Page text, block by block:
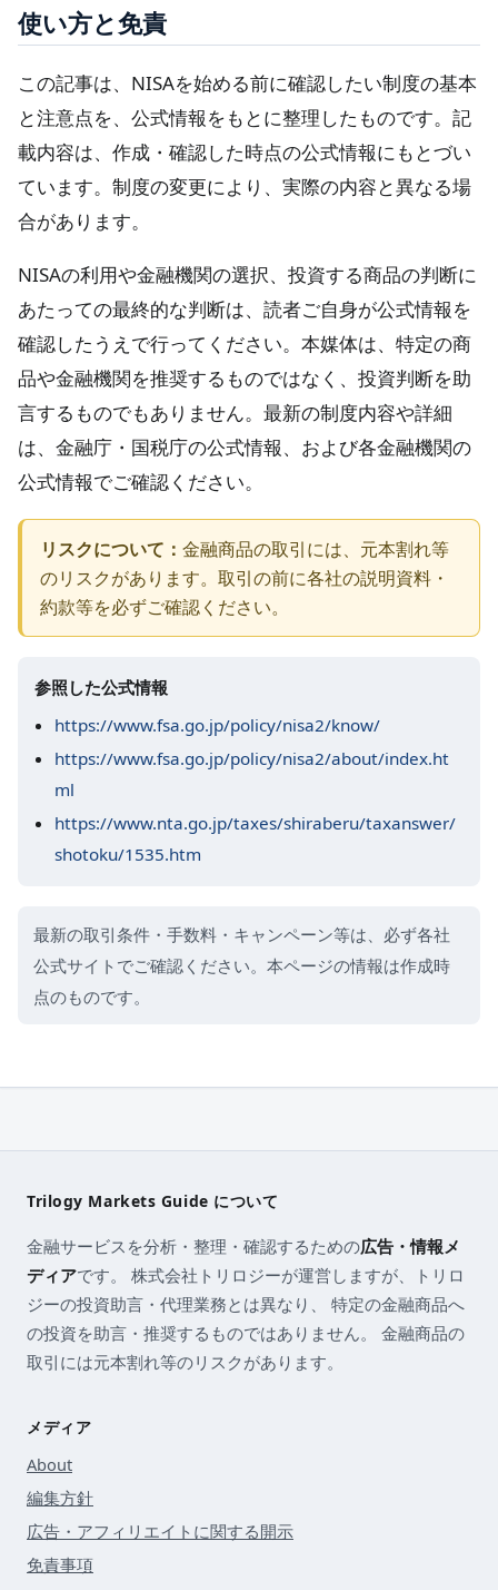
使い方と免責
この記事は、NISAを始める前に確認したい制度の基本
と注意点を、公式情報をもとに整理したものです。記
載内容は、作成・確認した時点の公式情報にもとづい
ています。制度の変更により、実際の内容と異なる場
合があります。
NISAの利用や金融機関の選択、投資する商品の判断に
あたっての最終的な判断は、読者ご自身が公式情報を
確認したうえで行ってください。本媒体は、特定の商
品や金融機関を推奨するものではなく、投資判断を助
言するものでもありません。最新の制度内容や詳細
は、金融庁・国税庁の公式情報、および各金融機関の
公式情報でご確認ください。
リスクについて： 金融商品の取引には、元本割れ等
のリスクがあります。取引の前に各社の説明資料・
約款等を必ずご確認ください。
参照した公式情報
https://www.fsa.go.jp/policy/nisa2/know/
https://www.fsa.go.jp/policy/nisa2/about/index.ht
ml
https://www.nta.go.jp/taxes/shiraberu/taxanswer/
shotoku/1535.htm
最新の取引条件・手数料・キャンペーン等は、必ず各社
公式サイトでご確認ください。本ページの情報は作成時
点のものです。
Trilogy Markets Guide について
金融サービスを分析・整理・確認するための広告・情報メ
ディアです。 株式会社トリロジーが運営しますが、トリロ
ジーの投資助言・代理業務とは異なり、 特定の金融商品へ
の投資を助言・推奨するものではありません。 金融商品の
取引には元本割れ等のリスクがあります。
メディア
About
編集方針
広告・アフィリエイトに関する開示
免責事項